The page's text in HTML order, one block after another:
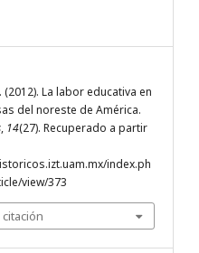
La labor educativa en
del noreste de América.
, 14(27). Recuperado a partir
index.ph
view/373